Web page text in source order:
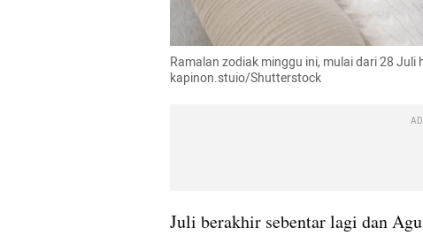
Ramalan zodiak minggu ini, mulai dari 28
kapinon.stuio/Shutterstock
Juli berakhir sebentar lagi dan